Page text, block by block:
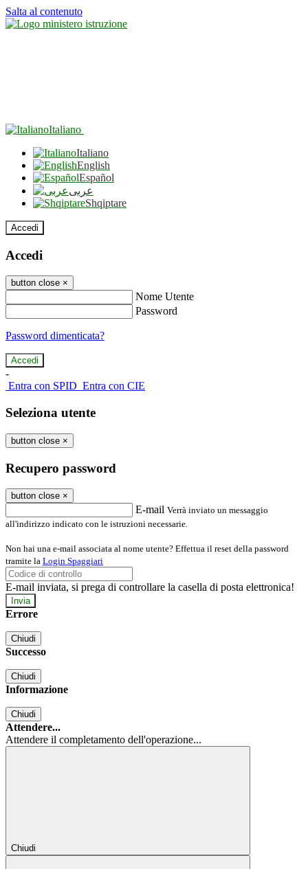
Salta al contenuto
Italiano
Italiano
English
Español
عربى
Shqiptare
Accedi
Accedi
button close ×
Nome Utente
Password
Password dimenticata?
-
Entra con SPID Entra con CIE
Seleziona utente
button close ×
Recupero password
button close ×
E-mail Verrà inviato un messaggio
all'indirizzo indicato con le istruzioni necessarie.
Non hai una e-mail associata al nome utente? Effettua il reset della password
tramite la Login Spaggiari
E-mail inviata, si prega di controllare la casella di posta elettronica!
Errore
Chiudi
Successo
Chiudi
Informazione
Chiudi
Attendere...
Attendere il completamento dell'operazione...
Chiudi